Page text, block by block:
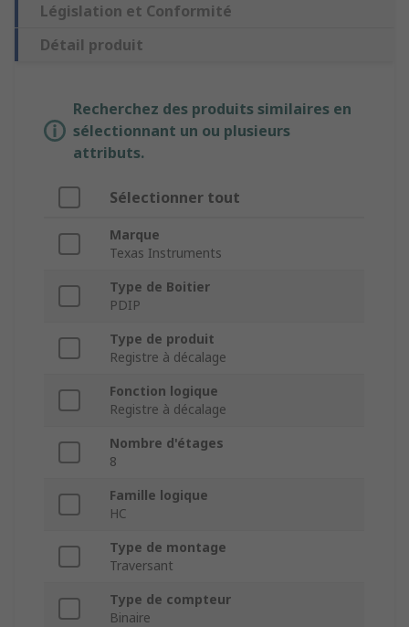
Législation et Conformité
Détail produit
Recherchez des produits similaires en
sélectionnant un ou plusieurs
attributs.
Sélectionner tout
Marque
Texas Instruments
Type de Boitier
PDIP
Type de produit
Registre à décalage
Fonction logique
Registre à décalage
Nombre d'étages
8
Famille logique
HC
Type de montage
Traversant
Type de compteur
Binaire